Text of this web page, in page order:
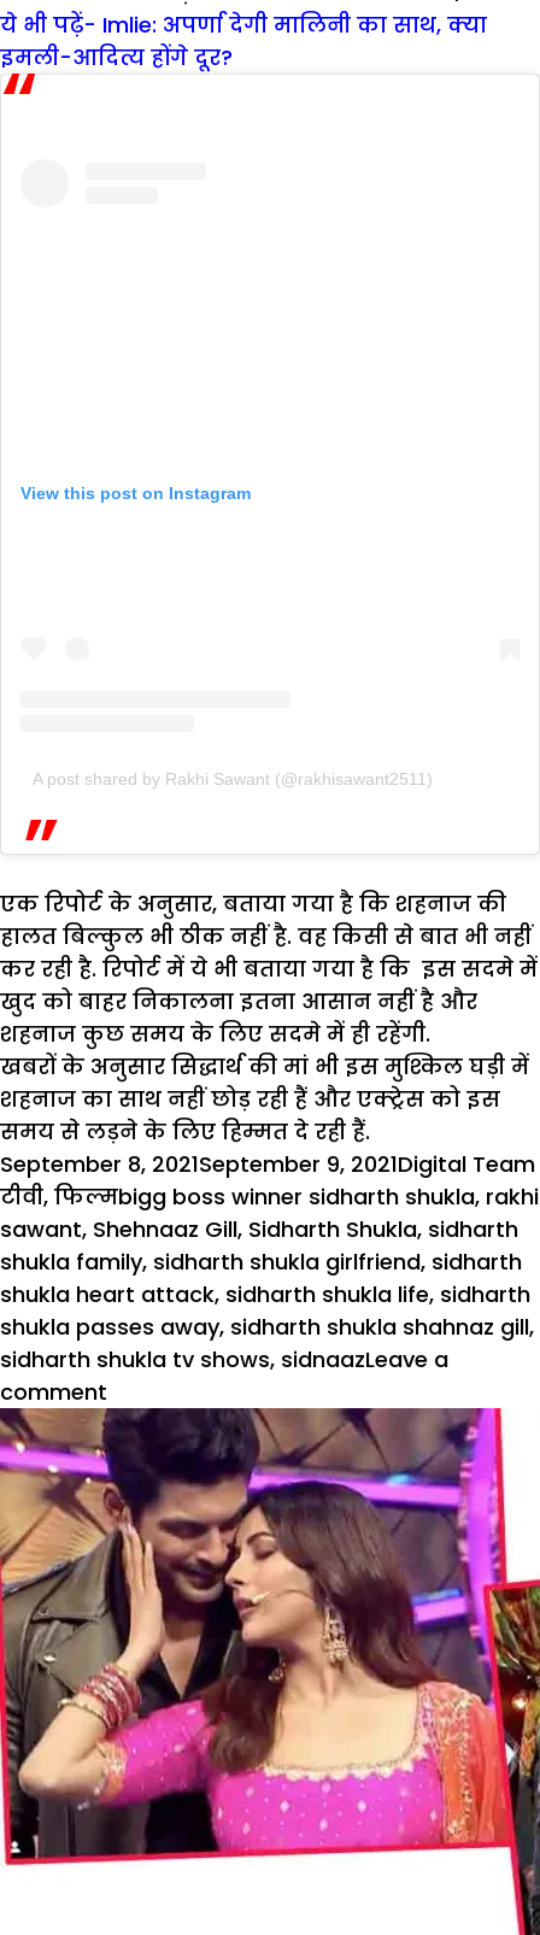
ये भी पढ़ें- Imlie: अपर्णा देगी मालिनी का साथ, क्या
इमली-आदित्य होंगे दूर?
View this post on Instagram
A post shared by Rakhi Sawant (@rakhisawant2511)
एक रिपोर्ट के अनुसार, बताया गया है कि शहनाज की
हालत बिल्कुल भी ठीक नहीं है. वह किसी से बात भी नहीं
कर रही है. रिपोर्ट में ये भी बताया गया है कि इस सदमे में
खुद को बाहर निकालना इतना आसान नहीं है और
शहनाज कुछ समय के लिए सदमे में ही रहेंगी.
खबरों के अनुसार सिद्धार्थ की मां भी इस मुश्किल घड़ी में
शहनाज का साथ नहीं छोड़ रही हैं और एक्ट्रेस को इस
समय से लड़ने के लिए हिम्मत दे रही हैं.
Posted
on
September 8, 2021September 9, 2021Author
Digital Team
टीवी, फिल्मTags
bigg boss winner sidharth shukla, rakhi
sawant, Shehnaaz Gill, Sidharth Shukla, sidharth
shukla family, sidharth shukla girlfriend, sidharth
shukla heart attack, sidharth shukla life, sidharth
shukla passes away, sidharth shukla shahnaz gill,
sidharth shukla tv shows, sidnaazLeave a
comment
राखी
सावंत
ने
शेयर
कीं
#Sidnaaz
की
ये
फोटो,
फैंस
हुए
इमोशनल